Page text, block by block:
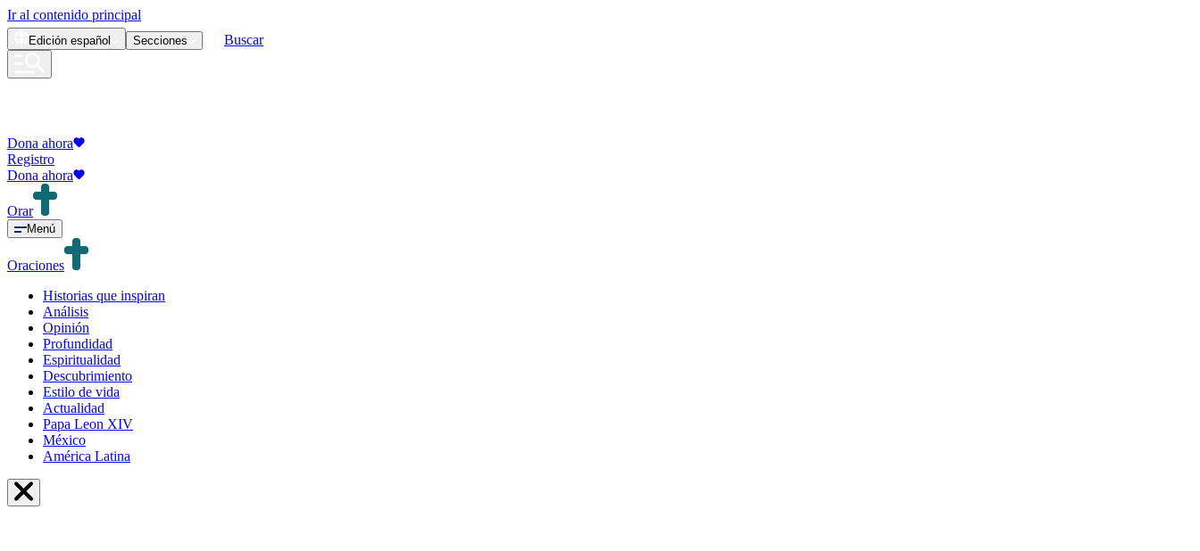
Ir al contenido principal
Edición español Secciones Buscar
Dona ahora
Registro
Dona ahora
Orar
Menú
Oraciones
Historias que inspiran
Análisis
Opinión
Profundidad
Espiritualidad
Descubrimiento
Estilo de vida
Actualidad
Papa Leon XIV
México
América Latina